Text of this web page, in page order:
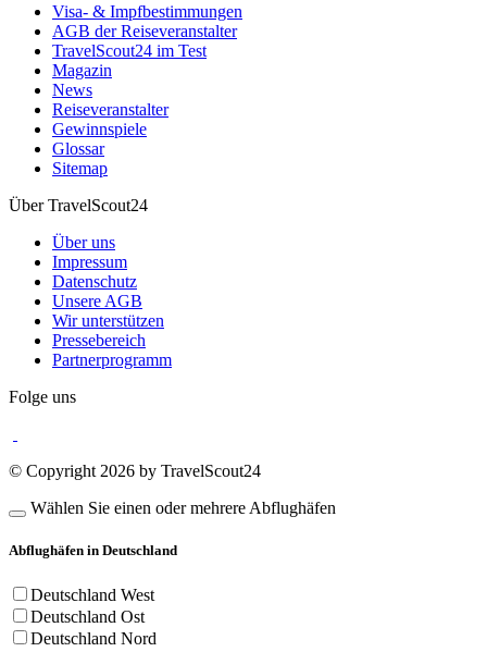
Visa- & Impfbestimmungen
AGB der Reiseveranstalter
TravelScout24 im Test
Magazin
News
Reiseveranstalter
Gewinnspiele
Glossar
Sitemap
Über TravelScout24
Über uns
Impressum
Datenschutz
Unsere AGB
Wir unterstützen
Pressebereich
Partnerprogramm
Folge uns
© Copyright 2026 by TravelScout24
Wählen Sie einen oder mehrere Abflughäfen
Abflughäfen in Deutschland
Deutschland West
Deutschland Ost
Deutschland Nord